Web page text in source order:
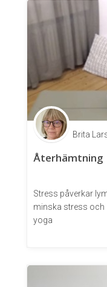
Brita
Återhämtning
Stress påverkar
minska stress och
yoga